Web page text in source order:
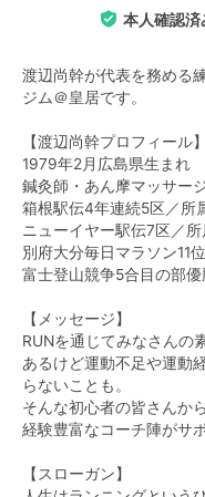
本人確認済
渡辺尚幹が代表を務める
ジム＠皇居です。
【渡辺尚幹プロフィール】
1979年2月広島県生まれ
鍼灸師・あん摩マッサー
箱根駅伝4年連続5区／所
ニューイヤー駅伝7区／
別府大分毎日マラソン11
富士登山競争5合目の部優
【メッセージ】
RUNを通じてみなさんの
あるけど運動不足や運動
らないことも。
そんな初心者の皆さんか
経験豊富なコーチ陣がサ
【スローガン】